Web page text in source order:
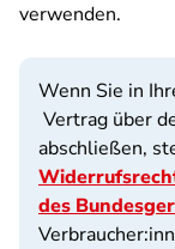
verwenden.
Wenn Sie in
Vertrag über
abschließen,
des